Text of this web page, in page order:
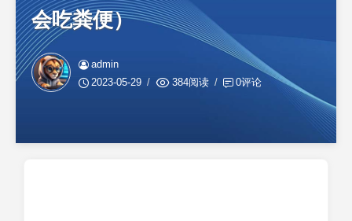
会吃粪便）
admin
2023-05-29
384阅读 0评论